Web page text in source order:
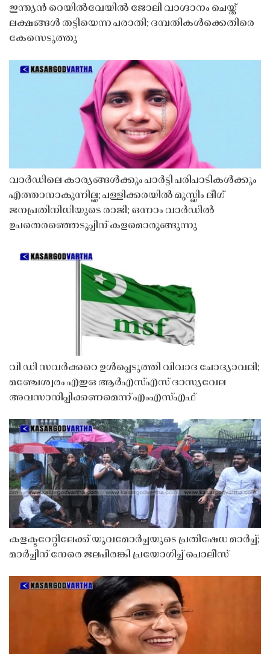
ഇന്ത്യൻ റെയിൽവേയിൽ ജോലി വാഗ്ദാനം ചെയ്ത്
ലക്ഷങ്ങൾ തട്ടിയെന്ന പരാതി; ദമ്പതികൾക്കെതിരെ
കേസെടുത്തു
വാർഡിലെ കാര്യങ്ങൾക്കും പാർട്ടി പരിപാടികൾക്കും
എത്താനാകുന്നില്ല; പള്ളിക്കരയിൽ മുസ്ലിം ലീഗ്
ജനപ്രതിനിധിയുടെ രാജി; ഒന്നാം വാർഡിൽ
ഉപതെരഞ്ഞെടുപ്പിന് കളമൊരുങ്ങുന്നു
വി ഡി സവർക്കറെ ഉൾപ്പെടുത്തി വിവാദ ചോദ്യാവലി;
മഞ്ചേശ്വരം എഇഒ ആർഎസ്എസ് ദാസ്യവേല
അവസാനിപ്പിക്കണമെന്ന് എംഎസ്എഫ്
കളക്ടറേറ്റിലേക്ക് യുവമോർച്ചയുടെ പ്രതിഷേധ മാർച്ച്;
മാർച്ചിന് നേരെ ജലപീരങ്കി പ്രയോഗിച്ച് പൊലീസ്